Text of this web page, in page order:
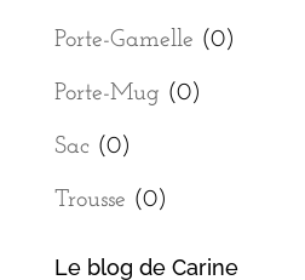
Porte-Gamelle (0)
Porte-Mug (0)
Sac (0)
Trousse (0)
Le blog de Carine